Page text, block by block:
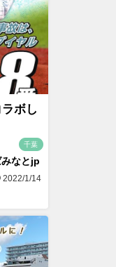
ボし
千葉
みなとjp
2022/1/14